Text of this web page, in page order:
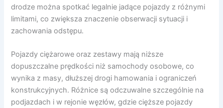
drodze można spotkać legalnie jadące pojazdy z różnymi
limitami, co zwiększa znaczenie obserwacji sytuacji i
zachowania odstępu.
Pojazdy ciężarowe oraz zestawy mają niższe
dopuszczalne prędkości niż samochody osobowe, co
wynika z masy, dłuższej drogi hamowania i ograniczeń
konstrukcyjnych. Różnice są odczuwalne szczególnie na
podjazdach i w rejonie węzłów, gdzie cięższe pojazdy